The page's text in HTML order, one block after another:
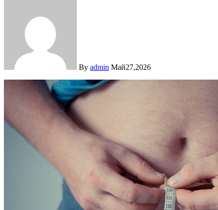
By admin Май27,2026